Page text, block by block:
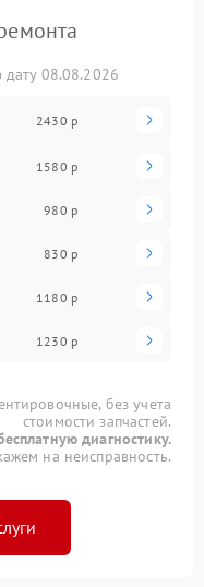
08.08.2026
2430 р
1580 р
980 р
830 р
1180 р
1230 р
без учета
стоимости запчастей.
диагностику.
на неисправность.